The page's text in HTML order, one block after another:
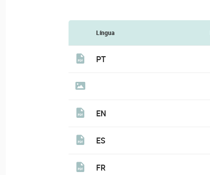
Língua
PT
EN
ES
FR